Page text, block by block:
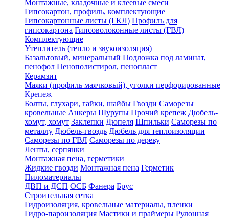
Монтажные, кладочные и клеевые смеси
Гипсокартон, профиль, комплектующие
Гипсокартонные листы (ГКЛ) Профиль для
гипсокартона Гипсоволоконные листы (ГВЛ)
Комплектующие
Утеплитель (тепло и звукоизоляция)
Базальтовый, минеральный Подложка под ламинат,
пенофол Пенополистирол, пенопласт
Керамзит
Маяки (профиль маячковый), уголки перфорированные
Крепеж
Болты, глухари, гайки, шайбы Гвозди Саморезы
кровельные Анкеры Шурупы Прочий крепеж Дюбель-
хомут, хомут Заклепки Дюпеля Шпильки Саморезы по
металлу Дюбель-гвоздь Дюбель для теплоизоляции
Саморезы по ГВЛ Саморезы по дереву
Ленты, серпянки
Монтажная пена, герметики
Жидкие гвозди Монтажная пена Герметик
Пиломатериалы
ДВП и ДСП ОСБ Фанера Брус
Строительная сетка
Гидроизоляция, кровельные материалы, пленки
Гидро-пароизоляция Мастики и праймеры Рулонная